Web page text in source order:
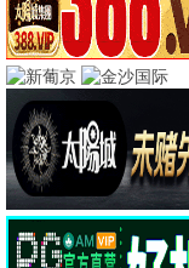
飞天
视
2026最新电影电
日